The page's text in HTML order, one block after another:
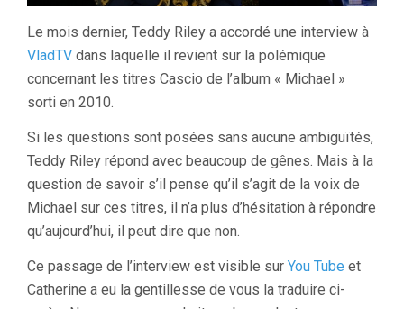
Le mois dernier, Teddy Riley a accordé une interview à
VladTV dans laquelle il revient sur la polémique
concernant les titres Cascio de l’album « Michael »
sorti en 2010.
Si les questions sont posées sans aucune ambiguïtés,
Teddy Riley répond avec beaucoup de gênes. Mais à la
question de savoir s’il pense qu’il s’agit de la voix de
Michael sur ces titres, il n’a plus d’hésitation à répondre
qu’aujourd’hui, il peut dire que non.
Ce passage de l’interview est visible sur You Tube et
Catherine a eu la gentillesse de vous la traduire ci-